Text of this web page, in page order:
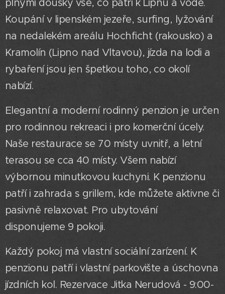
plnými doušky vše, co patrí k Lipnu a vodě.
Koupání v lipenském jezeře, surfing, lyžování
na nedalekém areálu Hochficht (rakousko) a
Kramolín (Lipno nad Vltavou), jízda na lodi a
rybaření jsou jen špetkou toho, co okolí
nabízí.
Elegantní a moderní rodinný penzion je určen
pro rodinnou rekreaci i pro komerční úcely.
Naše restaurace se 70 místy uvnitř, a letní
terasou se cca 40 místy. Všem nabízí
výbornou minutkovou kuchyni. K penzionu
patří i zahrada s grillem, kde můžete aktivne či
pasivně relaxovat. Pro ubytování
disponujeme 9 pokoji.
Každý pokoj má vlastní sociální zarízení. K
penzionu patří i vlastní parkovište a úschovna
jízdních kol. Rezervace Jitka Nerudová - 9:00-